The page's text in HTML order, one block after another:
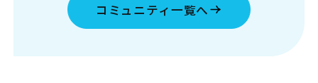
コミュニティ一覧へ